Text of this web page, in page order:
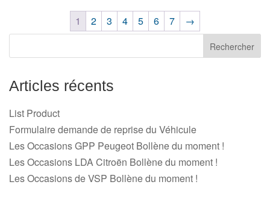
1 2 3 4 5 6 7 →
Articles récents
List Product
Formulaire demande de reprise du Véhicule
Les Occasions GPP Peugeot Bollène du moment !
Les Occasions LDA Citroën Bollène du moment !
Les Occasions de VSP Bollène du moment !